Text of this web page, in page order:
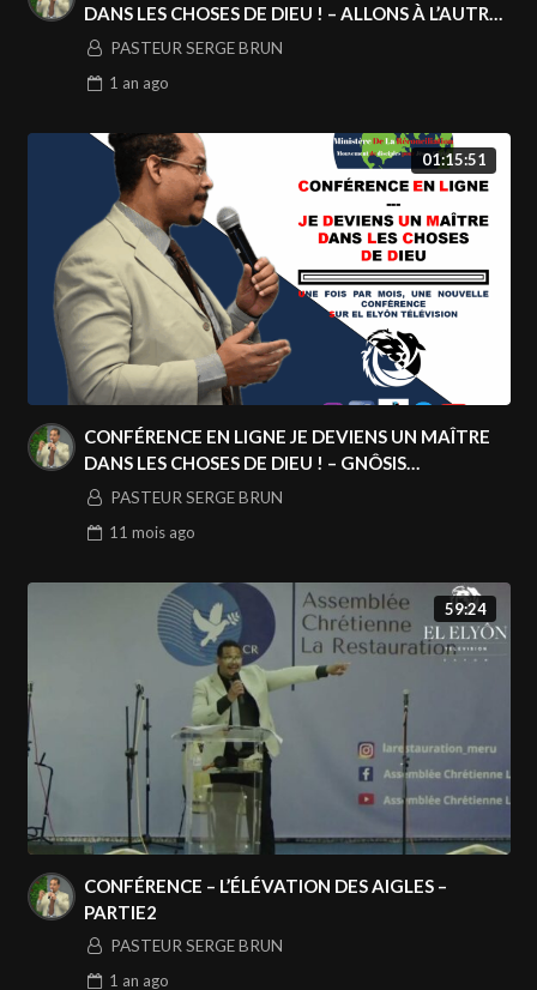
DANS LES CHOSES DE DIEU ! – ALLONS À L’AUTRE
BORDPASTEUR SERGE BRUN
1 an ago
01:15:51
CONFÉRENCE EN LIGNE JE DEVIENS UN MAÎTRE
DANS LES CHOSES DE DIEU ! – GNÔSIS
(APPRENDRE À CONNAÎTRE)
PASTEUR SERGE BRUN
11 mois ago
59:24
CONFÉRENCE – L’ÉLÉVATION DES AIGLES –
PARTIE2
PASTEUR SERGE BRUN
1 an ago